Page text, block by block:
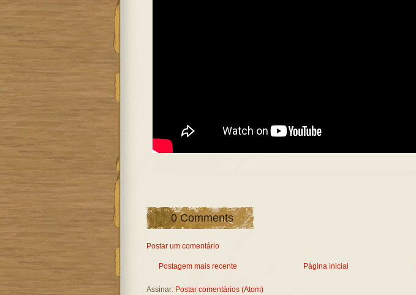
0 Comments
Postar um comentário
Postagem mais recente Página inicial
Assinar: Postar comentários (Atom)